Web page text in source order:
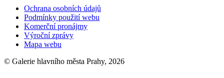
Ochrana osobních údajů
Podmínky použití webu
Komerční pronájmy
Výroční zprávy
Mapa webu
© Galerie hlavního města Prahy, 2026